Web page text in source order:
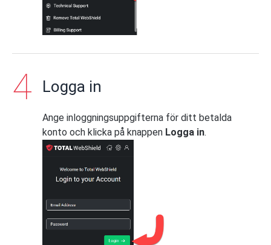
Logga in
Ange inloggningsuppgifterna för ditt betalda
konto och klicka på knappen Logga in.